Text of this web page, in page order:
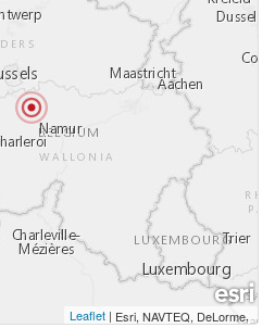
Leaflet | Esri, NAVTEQ, DeLorme,